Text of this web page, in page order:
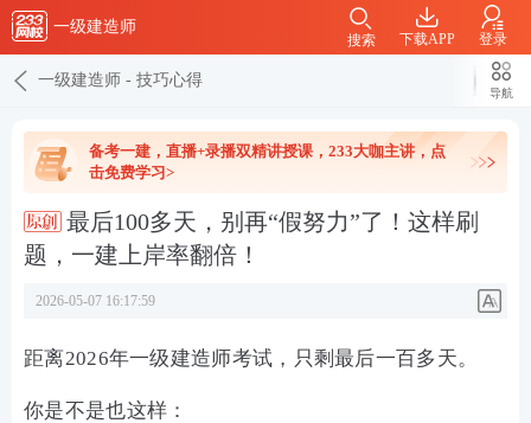
一级建造师
下载APP 登录
搜索
一级建造师 - 技巧心得
导航
备考一建，直播+录播双精讲授课，233大咖主讲，点
击免费学习>
最后100多天，别再“假努力”了！这样刷
题，一建上岸率翻倍！
2026-05-07 16:17:59
距离2026年一级建造师考试，只剩最后一百多天。
你是不是也这样：